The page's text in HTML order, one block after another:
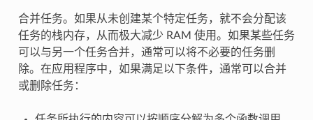
合并任务。如果从未创建某个特定任务，就不会分配该
任务的栈内存，从而极大减少 RAM 使用。如果某些任务
可以与另一个任务合并，通常可以将不必要的任务删
除。在应用程序中，如果满足以下条件，通常可以合并
或删除任务：